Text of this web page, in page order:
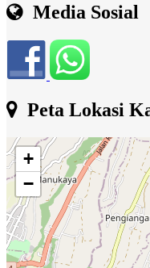
Media Sosial
Peta Lokasi
+
−